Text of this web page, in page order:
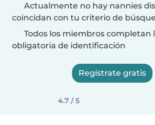
Actualmente no hay nannies
coincidan con tu criterio de
Todos los miembros completan
obligatoria de identificación
Regístrate gratis
4.7 / 5